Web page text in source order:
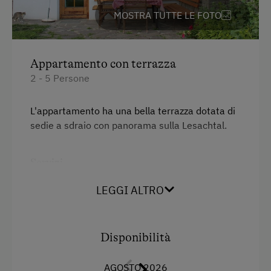
Attività all'agiturismo o nei dintorni
Gite in montagna
Serata degli ospiti
Prato su cui prendere il sole
Tennis da tavolo
Divano letto
Letto matrimoniale (kingsize)
Letto a castello
MOSTRA TUTTE LE FOTO
Appartamento con terrazza
2 - 5 Persone
L'appartamento ha una bella terrazza dotata di
sedie a sdraio con panorama sulla Lesachtal.
Fornello elettrico a quattro piastre
Vista sulla montagna
LEGGI ALTRO
Disponibilità
AGOSTO 2026